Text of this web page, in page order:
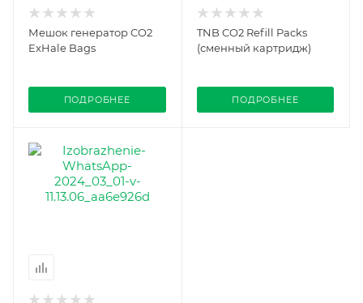
Мешок генератор CO2
ExHale Bags
ПОДРОБНЕЕ
TNB CO2 Refill Packs
(сменный картридж)
ПОДРОБНЕЕ